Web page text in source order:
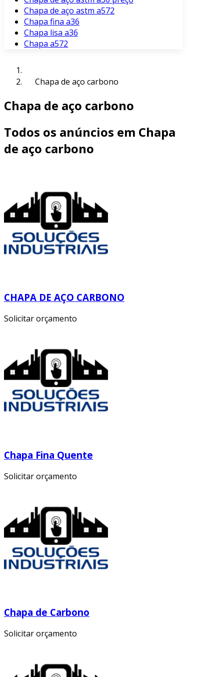
Chapa de aço astm a572
Chapa fina a36
Chapa lisa a36
Chapa a572
Chapa de aço carbono
Chapa de aço carbono
Todos os anúncios em Chapa
de aço carbono
CHAPA DE AÇO CARBONO
Solicitar orçamento
Chapa Fina Quente
Solicitar orçamento
Chapa de Carbono
Solicitar orçamento